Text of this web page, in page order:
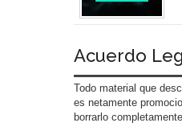
Acuerdo
Todo material que
es netamente
borrarlo